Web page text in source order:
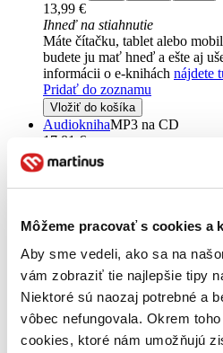
Môžeme pracovať s cookies a
Aby sme vedeli, ako sa na
vám zobraziť tie najlepšie tipy
Niektoré sú naozaj potrebné a
vôbec nefungovala. Okrem
cookies, ktoré nám umožňujú
13,99 €
Ihneď na stiahnutie
Máte čítačku, tablet alebo
budete ju mať hneď a ešte aj
informácii o e-knihách nájdete
Pridať do zoznamu
Vložiť do košíka
AudioknihaMP3 na CD
17,81 €
Na sklade 4 ks
Túto audioknihu máme síce
už iba posledné kusy. Ak ju
Pridať do zoznamu
Ďalšie formáty